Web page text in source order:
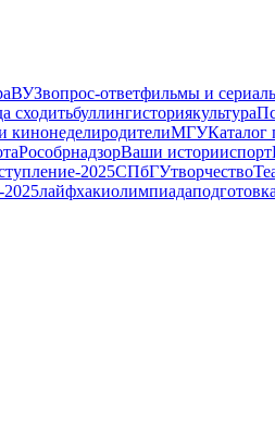
ВУЗвопрос-ответфильмы и
сходитьбуллингисториякультура
кинонеделиродителиМГУКаталог
РособрнадзорВаши историиспорт
2025СПбГУтворчество
лайфхакиолимпиада